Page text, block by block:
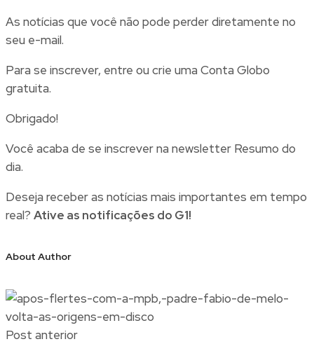
As notícias que você não pode perder diretamente no
seu e-mail.
Para se inscrever, entre ou crie uma Conta Globo
gratuita.
Obrigado!
Você acaba de se inscrever na newsletter Resumo do
dia.
Deseja receber as notícias mais importantes em tempo
real? Ative as notificações do G1!
About Author
Post anterior